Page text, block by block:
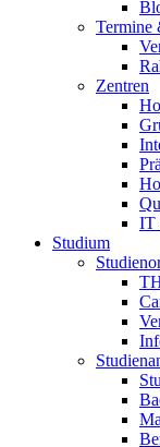
Termine
Zentren
IT
Studium